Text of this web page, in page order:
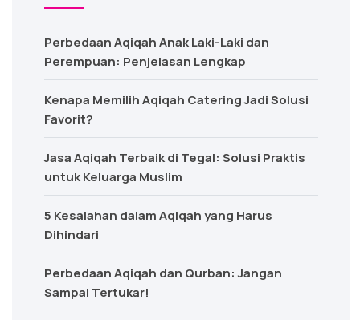
Perbedaan Aqiqah Anak Laki-Laki dan
Perempuan: Penjelasan Lengkap
Kenapa Memilih Aqiqah Catering Jadi Solusi
Favorit?
Jasa Aqiqah Terbaik di Tegal: Solusi Praktis
untuk Keluarga Muslim
5 Kesalahan dalam Aqiqah yang Harus
Dihindari
Perbedaan Aqiqah dan Qurban: Jangan
Sampai Tertukar!